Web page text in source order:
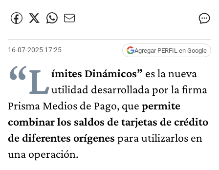
16-07-2025 17:25 Agregar PERFIL en Google
“Límites Dinámicos” es la nueva
utilidad desarrollada por la firma
Prisma Medios de Pago, que permite
combinar los saldos de tarjetas de crédito
de diferentes orígenes para utilizarlos en
una operación.